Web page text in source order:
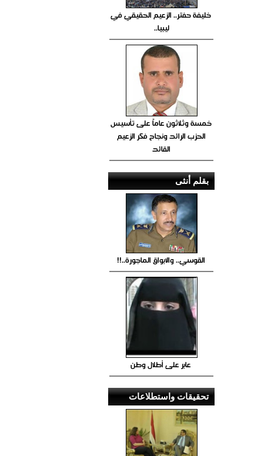
خليفة حفتر.. الزعيم الحقيقي في
ليبيا..
خمسة وثلاثون عاماً على تأسيس
الحزب الرائد ونجاح فكر الزعيم
القائد
بقلم أنثى
القوسي.. والابواق الماجورة..!!
عابر على أطلال وطن
تحقيقات واستطلاعات